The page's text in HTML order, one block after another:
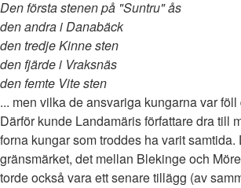
Den första stenen på "Suntru" ås
den andra i Danabäck
den tredje Kinne sten
den fjärde i Vraksnäs
den femte Vite sten
... men vilka de ansvariga kungarna var
Därför kunde Landamäris författare dra till
forna kungar som troddes ha varit samtida.
gränsmärket, det mellan Blekinge och
torde också vara ett senare tillägg (av